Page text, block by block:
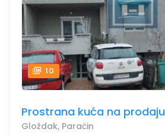
10
Prostrana kuća na prodaju
Gloždak, Paraćin